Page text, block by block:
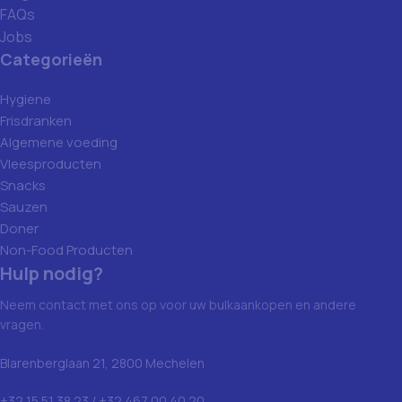
FAQs
Jobs
Categorieën
Hygiene
Frisdranken
Algemene voeding
Vleesproducten
Snacks
Sauzen
Doner
Non-Food Producten
Hulp nodig?
Neem contact met ons op voor uw bulkaankopen en andere
vragen.
Blarenberglaan 21, 2800 Mechelen